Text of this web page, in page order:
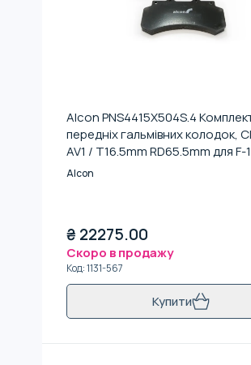
Alcon PNS4415X504S.4
передніх гальмівних колодок,
AV1 / T16.5mm RD65.5mm для F-
Roush / Tacoma / GM1500 /
Alcon
₴ 22275.00
Скоро в продажу
Код:1131-567
Купити